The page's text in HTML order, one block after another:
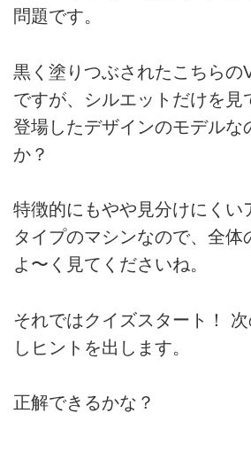
問題です。
黒く塗りつぶされたこちらの
ですが、シルエットだけを見
登場したデザインのモデルな
か？
特徴的にもやや見分けにくい
タイプのマシンなので、全体
よ〜く見てくださいね。
それではクイズスタート！
しヒントを出します。
正解できるかな？